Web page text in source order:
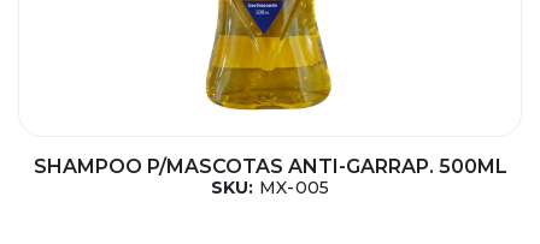
SHAMPOO P/MASCOTAS ANTI-GARRAP. 500ML
SKU: MX-005